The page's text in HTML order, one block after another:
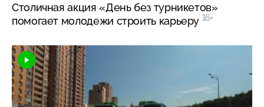
Столичная акция «День без турникетов»
помогает молодежи строить карьеру 16+